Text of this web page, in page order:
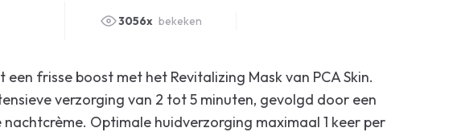
3056x bekeken
een frisse boost met het Revitalizing Mask van PCA Skin.
verzorging van 2 tot 5 minuten, gevolgd door een
Optimale huidverzorging maximaal 1 keer per